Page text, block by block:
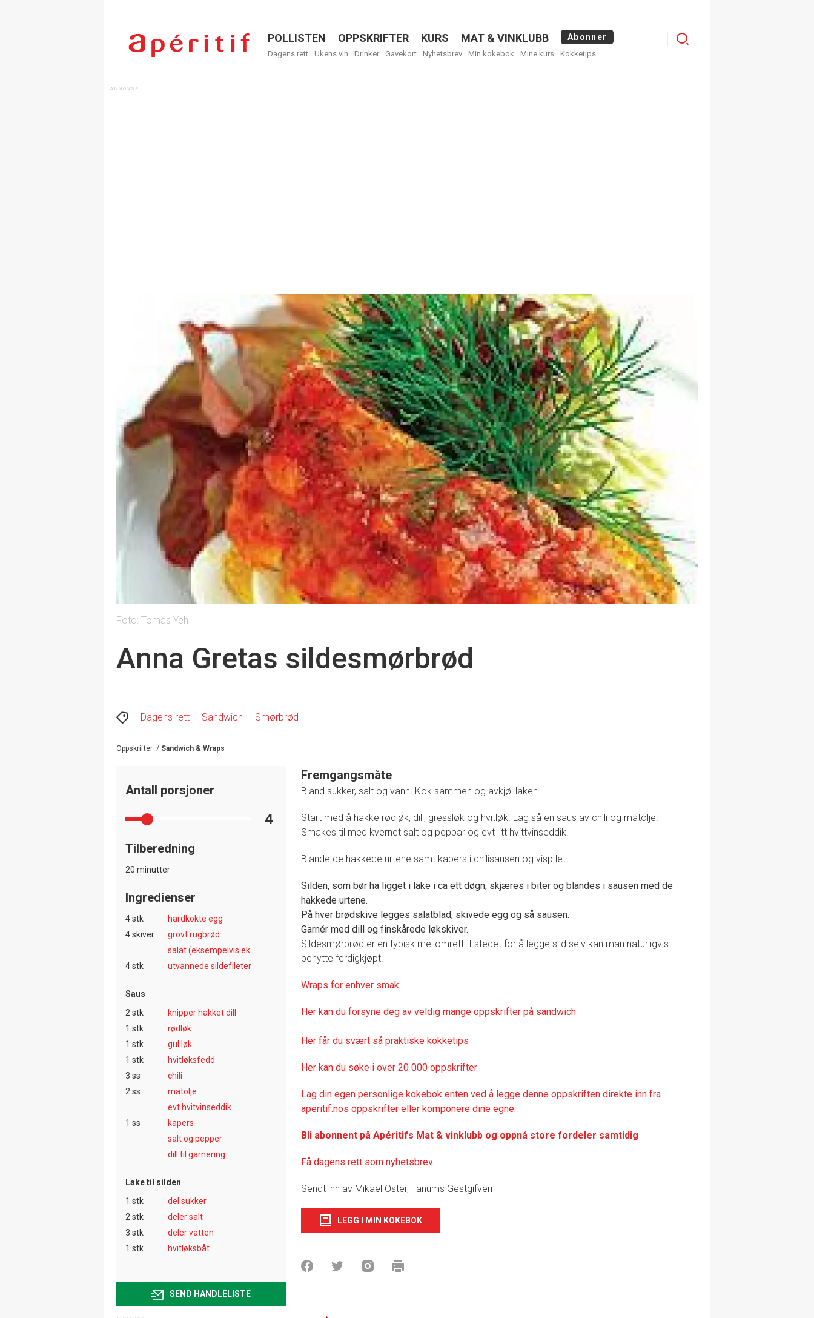
Menu
POLLISTEN OPPSKRIFTER KURS MAT & VINKLUBB Abonner
Dagens rett Ukens vin Drinker Gavekort Nyhetsbrev Min kokebok Mine kurs Kokketips
Logg
Foto: Tomas Yeh
Anna Gretas sildesmørbrød
Dagens rett Sandwich Smørbrød
Oppskrifter / Sandwich & Wraps
Antall porsjoner
4
Tilberedning
20 minutter
Ingredienser
4 stk
hardkokte egg
4 skiver
grovt rugbrød
4 stk
utvannede sildefileter
Saus
2 stk
knipper hakket dill
1 stk
rødløk
1 stk
gul løk
1 stk
hvitløksfedd
3 ss
chili
2 ss
matolje
evt hvitvinseddik
1 ss
kapers
salt og pepper
dill til garnering
Lake til silden
1 stk
del sukker
2 stk
deler salt
3 stk
deler vatten
1 stk
hvitløksbåt
SEND HANDLELISTE
Fremgangsmåte
Bland sukker, salt og vann. Kok sammen og avkjøl laken.
Start med å hakke rødløk, dill, gressløk og hvitløk. Lag så en saus av chili og matolje.
Smakes til med kvernet salt og peppar og evt litt hvittvinseddik.
Blande de hakkede urtene samt kapers i chilisausen og visp lett.
Silden, som bør ha ligget i lake i ca ett døgn, skjæres i biter og blandes i sausen med de
hakkede urtene.
På hver brødskive legges salatblad, skivede egg og så sausen.
Garnér med dill og finskårede løkskiver.
Sildesmørbrød er en typisk mellomrett. I stedet for å legge sild selv kan man naturligvis
benytte ferdigkjøpt.
Wraps for enhver smak
Her kan du forsyne deg av veldig mange oppskrifter på sandwich
Her får du svært så praktiske kokketips
Her kan du søke i over 20 000 oppskrifter
Lag din egen personlige kokebok enten ved å legge denne oppskriften direkte inn fra
aperitif.nos oppskrifter eller komponere dine egne.
Bli abonnent på Apéritifs Mat & vinklubb og oppnå store fordeler samtidig
Få dagens rett som nyhetsbrev
Sendt inn av Mikael Öster, Tanums Gestgifveri
LEGG I MIN KOKEBOK